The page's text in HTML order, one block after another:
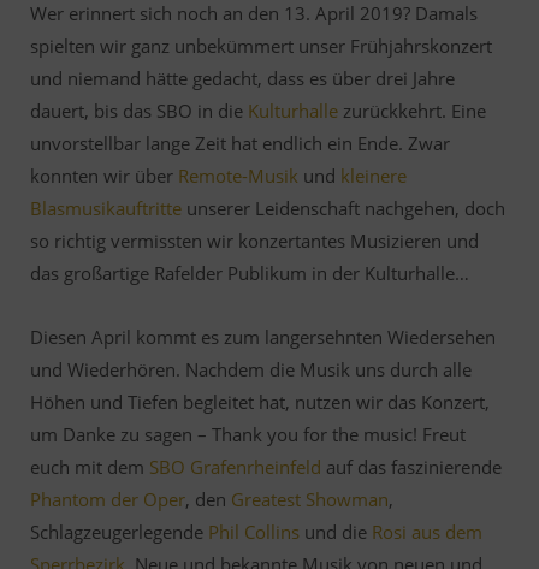
Wer erinnert sich noch an den 13. April 2019? Damals
spielten wir ganz unbekümmert unser Frühjahrskonzert
und niemand hätte gedacht, dass es über drei Jahre
dauert, bis das SBO in die Kulturhalle zurückkehrt. Eine
unvorstellbar lange Zeit hat endlich ein Ende. Zwar
konnten wir über Remote-Musik und kleinere
Blasmusikauftritte unserer Leidenschaft nachgehen, doch
so richtig vermissten wir konzertantes Musizieren und
das großartige Rafelder Publikum in der Kulturhalle…
Diesen April kommt es zum langersehnten Wiedersehen
und Wiederhören. Nachdem die Musik uns durch alle
Höhen und Tiefen begleitet hat, nutzen wir das Konzert,
um Danke zu sagen – Thank you for the music! Freut
euch mit dem SBO Grafenrheinfeld auf das faszinierende
Phantom der Oper, den Greatest Showman,
Schlagzeugerlegende Phil Collins und die Rosi aus dem
Sperrbezirk. Neue und bekannte Musik von neuen und